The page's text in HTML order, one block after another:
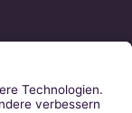
/ -3